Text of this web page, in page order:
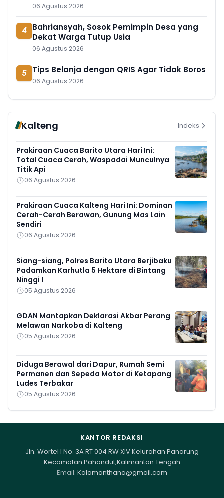
06 Agustus 2026
4 Bahriansyah, Sosok Pemimpin Desa yang
Dekat Warga Tutup Usia
06 Agustus 2026
5 Tips Belanja dengan QRIS Agar Tidak Boros
06 Agustus 2026
Kalteng Indeks
Prakiraan Cuaca Barito Utara Hari Ini:
Total Cuaca Cerah, Waspadai Munculnya
Titik Api
06 Agustus 2026
Prakiraan Cuaca Kalteng Hari Ini: Dominan
Cerah-Cerah Berawan, Gunung Mas Lain
Sendiri
06 Agustus 2026
Siang-siang, Polres Barito Utara Berjibaku
Padamkan Karhutla 5 Hektare di Bintang
Ninggi I
05 Agustus 2026
GDAN Mantapkan Deklarasi Akbar Perang
Melawan Narkoba di Kalteng
05 Agustus 2026
Diduga Berawal dari Dapur, Rumah Semi
Permanen dan Sepeda Motor di Ketapang
Ludes Terbakar
05 Agustus 2026
KANTOR REDAKSI
Jln. Wortel I No. 3A RT 004 RW XIV Kelurahan Panarung
Kecamatan Pahandut,Kalimantan Tengah
Email: Kalamanthana@gmail.com